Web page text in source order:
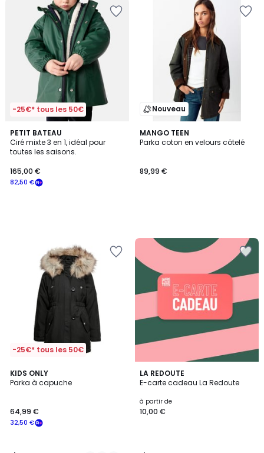
-25€* tous les 50€
PETIT BATEAU
Ciré mixte 3 en 1, idéal pour
toutes les saisons.
82,50 €
165,00 €
Nouveau
MANGO TEEN
Parka coton en velours côtelé
89,99 €
-25€* tous les 50€
KIDS ONLY
Parka à capuche
32,50 €
64,99 €
5
/
3
Couleurs
LA REDOUTE
E-carte cadeau La Redoute
à partir de
10,00 €
3
/